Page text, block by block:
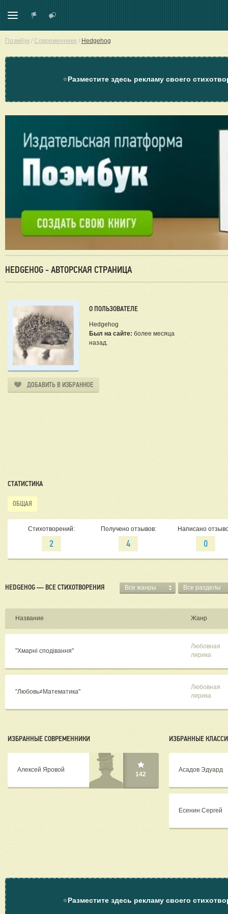
Поэмбук / Современники / Hedgehog
⭐Разместите здесь рекламу своего
HEDGEHOG - АВТОРСКАЯ СТРАНИЦА
О ПОЛЬЗОВАТЕЛЕ
Hedgehog
Был на сайте: более месяца
назад.
ДОБАВИТЬ В ИЗБРАННОЕ
СТАТИСТИКА
ОБЩАЯ
Стихотворений:
2
Получено отзывов:
4
Написано
0
HEDGEHOG — ВСЕ СТИХОТВОРЕНИЯ Все жанры Все разделы
Название Жанр
"Хмарні сподівання"
Любовная
лирика
"​Любовь≠Математика"
Любовная
лирика
ИЗБРАННЫЕ СОВРЕМЕННИКИ
Алексей Яровой
142
ИЗБРАННЫЕ
Асадов Эдуард
Есенин Сергей
⭐Разместите здесь рекламу своего